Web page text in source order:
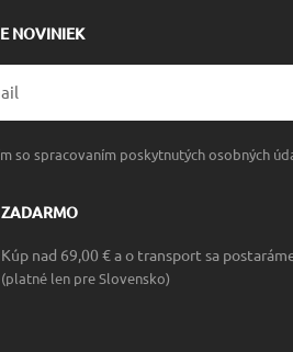
NOVINIEK
so spracovaním poskytnutých osobných
Kúp nad 69,00 € a o transport sa
(platné len pre Slovensko)